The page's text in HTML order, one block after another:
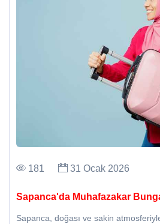
181 31 Ocak 2026
Sapanca'da Muhafazakar
Sapanca, doğası ve sakin